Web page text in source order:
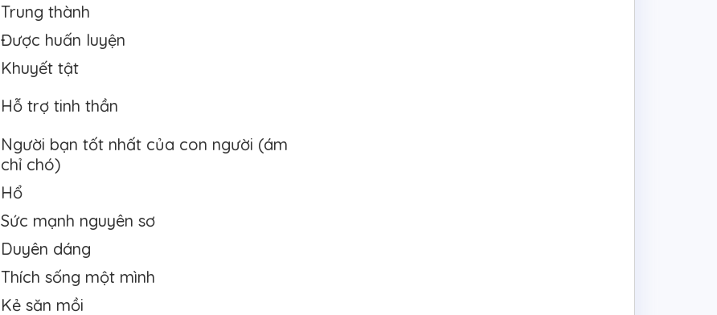
Trung thành
Được huấn luyện
Khuyết tật
Hỗ trợ tinh thần
Người bạn tốt nhất của con người (ám
chỉ chó)
Hổ
Sức mạnh nguyên sơ
Duyên dáng
Thích sống một mình
Kẻ săn mồi